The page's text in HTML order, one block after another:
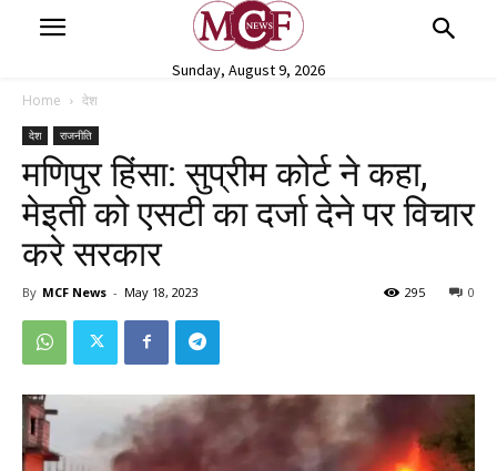
Sunday, August 9, 2026
Home देश
देश राजनीति
मणिपुर हिंसा: सुप्रीम कोर्ट ने कहा,
मेइती को एसटी का दर्जा देने पर विचार
करे सरकार
By MCF News - May 18, 2023 0
295